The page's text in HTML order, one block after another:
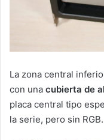
La zona central
con una cubierta de
placa central tipo
la serie, pero sin RGB.